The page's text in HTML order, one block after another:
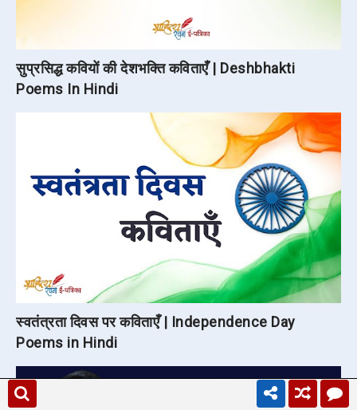
सुप्रसिद्ध कवियों की देशभक्ति कविताएँ | Deshbhakti
Poems In Hindi
स्वतंत्रता दिवस पर कविताएँ | Independence Day
Poems in Hindi